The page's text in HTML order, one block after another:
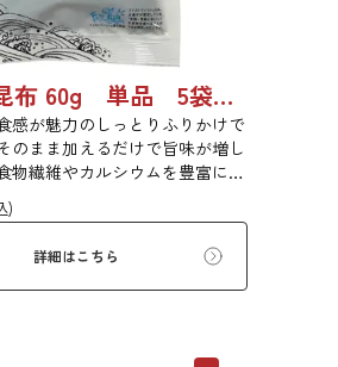
ふりかけ昆布 60g 単品 5袋セット 20袋セット 5102
感が魅力のしっとりふりかけで
のまま加えるだけで旨味が増し
物繊維やカルシウムを豊富に含
バランスのとれた食生活のため
けます。また、本商品は第20回
)
詳細はこちら